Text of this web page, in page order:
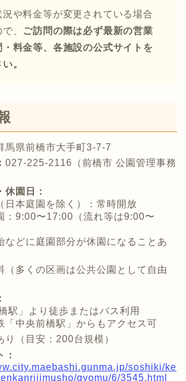
や料金等が変更されている場合
、 ご訪問の際は必ず最新の営業
・料金等、各施設の公式サイトを
。
馬県前橋市大手町3-7-7
027-225-2116（前橋市 公園管理事務
休園日：
日本庭園を除く）：常時開放
：9:00〜17:00（流れ等は9:00〜
などに庭園部分が休園になることあ
（多くの区画は公共公園として自由
駅」より徒歩またはバス利用
「中央前橋駅」からもアクセス可
り（目安：200台規模）
：
soshiki/ke
gyomu/6/3545.html